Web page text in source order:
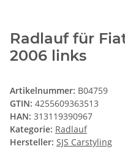
Radlauf für
2006 links
Artikelnummer: B04759
GTIN: 4255609363513
HAN: 313119390967
Kategorie: Radlauf
Hersteller: SJS Carstyling